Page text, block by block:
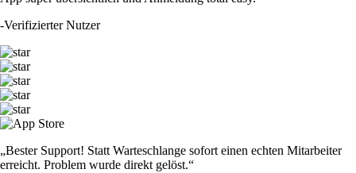
-Verifizierter Nutzer
„Bester Support! Statt Warteschlange sofort einen echten Mitarbeiter
erreicht. Problem wurde direkt gelöst.“